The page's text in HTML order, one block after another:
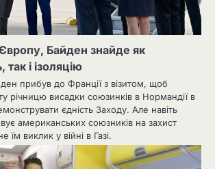
Байден знайде як
так і ізоляцію
прибув до Франції з візитом, щоб
річницю висадки союзинків в Нормандії в
єдність Заходу. Але навіть
американських союзників на захист
їм виклик у війні в Газі.